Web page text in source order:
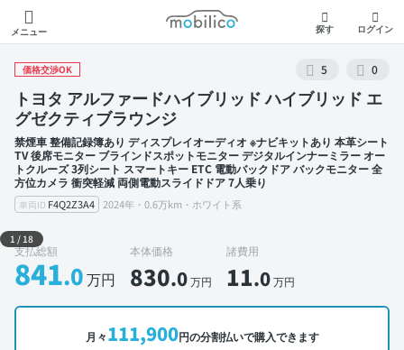
メニュー
モビリコ
探す ログイン
価格交渉OK 5 0
トヨタ アルファードハイブリッド ハイブリッド エ
グゼクティブラウンジ
禁煙車 整備記録簿あり ディスプレイオーディオ ※ナビキットあり 本革シート
TV 後席モニター ブラインドスポットモニター デジタルインナーミラー オー
トクルーズ 3列シート スマートキー ETC 電動バックドア バックモニター 全
方位カメラ 衝突軽減 両側電動スライドドア 7人乗り
車両ID F4Q2Z3A4 2024年・0.6万km・ホワイト系
外装 左前
1 /18
支払総額
841.0万円
本体価格
830.0万円
諸費用
11.0万円
月々111,900円の分割払いで購入できます